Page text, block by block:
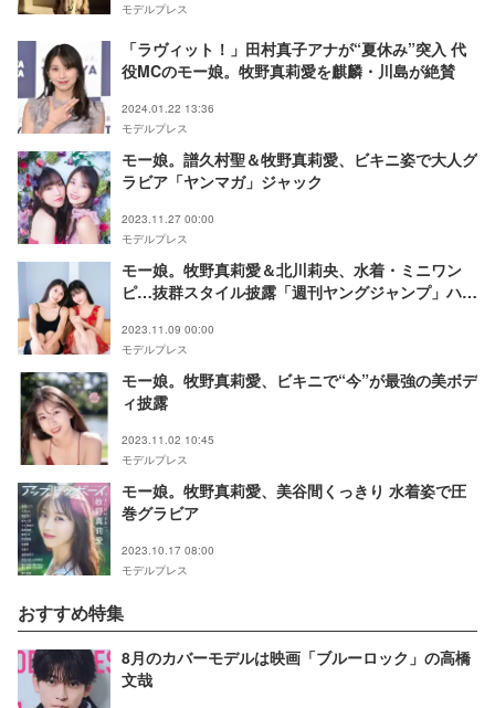
モデルプレス
「ラヴィット！」田村真子アナが“夏休み”突入 代
役MCのモー娘。牧野真莉愛を麒麟・川島が絶賛
2024.01.22 13:36
モデルプレス
モー娘。譜久村聖＆牧野真莉愛、ビキニ姿で大人グ
ラビア「ヤンマガ」ジャック
2023.11.27 00:00
モデルプレス
モー娘。牧野真莉愛＆北川莉央、水着・ミニワン
ピ…抜群スタイル披露「週刊ヤングジャンプ」ハロ
2023.11.09 00:00
モデルプレス
モー娘。牧野真莉愛、ビキニで“今”が最強の美ボデ
ィ披露
2023.11.02 10:45
モデルプレス
モー娘。牧野真莉愛、美谷間くっきり 水着姿で圧
巻グラビア
2023.10.17 08:00
モデルプレス
おすすめ特集
8月のカバーモデルは映画「ブルーロック」の高橋
文哉